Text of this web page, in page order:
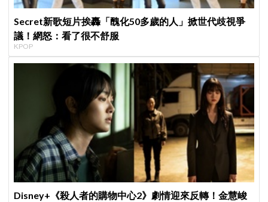
Secret新歌短片挨轟「醜化50多歲的人」掀世代歧視爭
議！網怒：看了很不舒服
KPOP
Disney+《殺人者的購物中心2》劇情迎來反轉！金慧峻